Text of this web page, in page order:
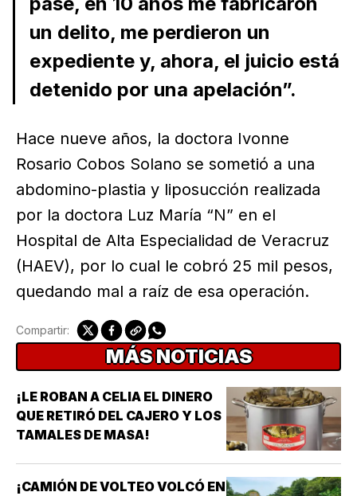
un delito, me perdieron un
expediente y, ahora, el juicio está
detenido por una apelación”.
Hace nueve años, la doctora Ivonne
Rosario Cobos Solano se sometió a una
abdomino-plastia y liposucción realizada
por la doctora Luz María “N” en el
Hospital de Alta Especialidad de Veracruz
(HAEV), por lo cual le cobró 25 mil pesos,
quedando mal a raíz de esa operación.
Compartir:
MÁS NOTICIAS
¡LE ROBAN A CELIA EL DINERO
QUE RETIRÓ DEL CAJERO Y LOS
TAMALES DE MASA!
¡CAMIÓN DE VOLTEO VOLCÓ EN